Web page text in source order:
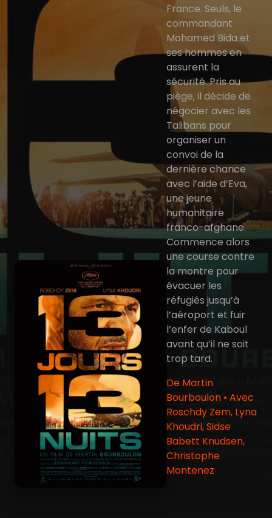
France. Seuls, le
commandant
Mohamed Bida et
ses hommes en
assurent la
sécurité. Pris au
piège, il décide de
négocier avec les
Talibans pour
organiser un
convoi de la
dernière chance
avec l’aide d’Eva,
une jeune
humanitaire
franco-afghane.
Commence alors
une course contre
la montre pour
évacuer les
réfugiés jusqu’à
l’aéroport et fuir
l’enfer de Kaboul
avant qu’il ne soit
trop tard.
De Martin
Bourboulon • Avec
Roschdy Zem, Lyna
Khoudri, Sidse
Babett Knudsen,
Christophe
Montenez